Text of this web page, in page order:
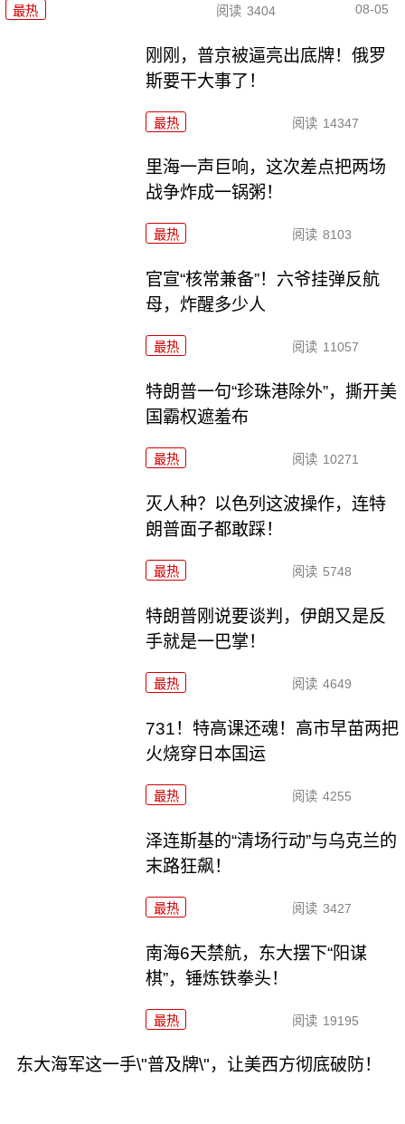
最热 阅读 3404 08-05
刚刚，普京被逼亮出底牌！俄罗
斯要干大事了！
最热 阅读 14347
里海一声巨响，这次差点把两场
战争炸成一锅粥！
最热 阅读 8103
官宣“核常兼备”！六爷挂弹反航
母，炸醒多少人
最热 阅读 11057
特朗普一句“珍珠港除外”，撕开美
国霸权遮羞布
最热 阅读 10271
灭人种？以色列这波操作，连特
朗普面子都敢踩！
最热 阅读 5748
特朗普刚说要谈判，伊朗又是反
手就是一巴掌！
最热 阅读 4649
731！特高课还魂！高市早苗两把
火烧穿日本国运
最热 阅读 4255
泽连斯基的“清场行动”与乌克兰的
末路狂飙！
最热 阅读 3427
南海6天禁航，东大摆下“阳谋
棋”，锤炼铁拳头！
最热 阅读 19195
东大海军这一手\"普及牌\"，让美西方彻底破防！